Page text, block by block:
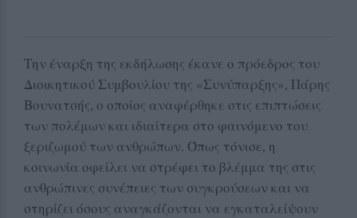
Την έναρξη της εκδήλωσης έκανε ο πρόεδρος του
Διοικητικού Συμβουλίου της «Συνύπαρξης», Πάρης
Βουνατσής, ο οποίος αναφέρθηκε στις επιπτώσεις
των πολέμων και ιδιαίτερα στο φαινόμενο του
ξεριζωμού των ανθρώπων. Όπως τόνισε, η
κοινωνία οφείλει να στρέφει το βλέμμα της στις
ανθρώπινες συνέπειες των συγκρούσεων και να
στηρίζει όσους αναγκάζονται να εγκαταλείψουν